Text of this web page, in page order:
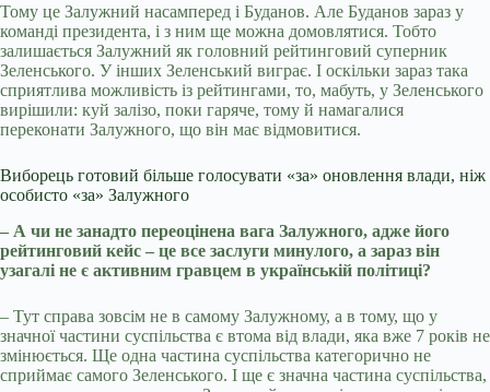
Тому це Залужний насамперед і Буданов. Але Буданов зараз у
команді президента, і з ним ще можна домовлятися. Тобто
залишається Залужний як головний рейтинговий суперник
Зеленського. У інших Зеленський виграє. І оскільки зараз така
сприятлива можливість із рейтингами, то, мабуть, у Зеленського
вирішили: куй залізо, поки гаряче, тому й намагалися
переконати Залужного, що він має відмовитися.
Виборець готовий більше голосувати «за» оновлення влади, ніж
особисто «за» Залужного
– А чи не занадто переоцінена вага Залужного, адже його
рейтинговий кейс – це все заслуги минулого, а зараз він
узагалі не є активним гравцем в українській політиці?
– Тут справа зовсім не в самому Залужному, а в тому, що у
значної частини суспільства є втома від влади, яка вже 7 років не
змінюється. Ще одна частина суспільства категорично не
сприймає самого Зеленського. І ще є значна частина суспільства,